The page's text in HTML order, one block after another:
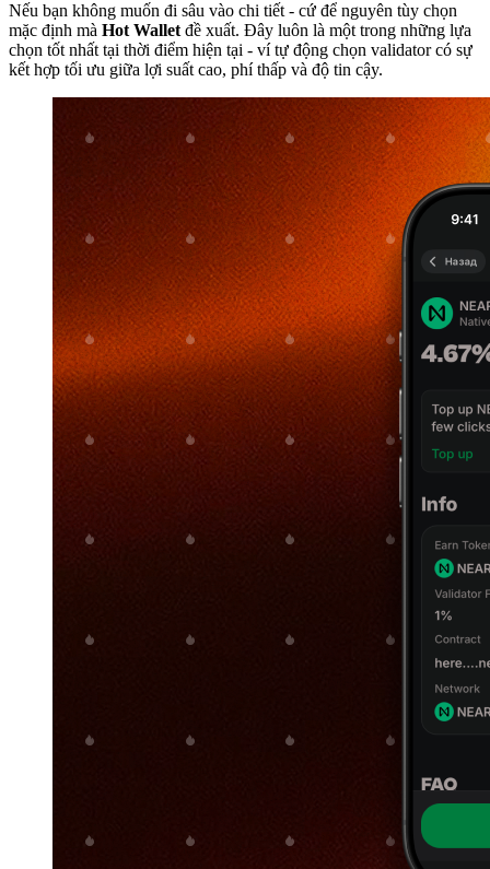
Nếu bạn không muốn đi sâu vào chi tiết - cứ để nguyên tùy chọn
mặc định mà Hot Wallet đề xuất. Đây luôn là một trong những lựa
chọn tốt nhất tại thời điểm hiện tại - ví tự động chọn validator có sự
kết hợp tối ưu giữa lợi suất cao, phí thấp và độ tin cậy.